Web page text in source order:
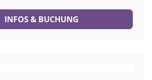
INFOS & BUCHUNG